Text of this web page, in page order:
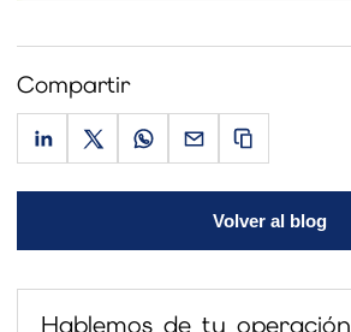
Compartir
Volver al blog
Hablemos de tu operación